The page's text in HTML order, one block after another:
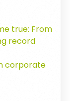
true: From
record
corporate